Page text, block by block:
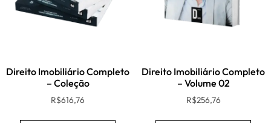
Direito Imobiliário Completo
– Coleção
R$616,76
Direito Imobiliário Completo
– Volume 02
R$256,76